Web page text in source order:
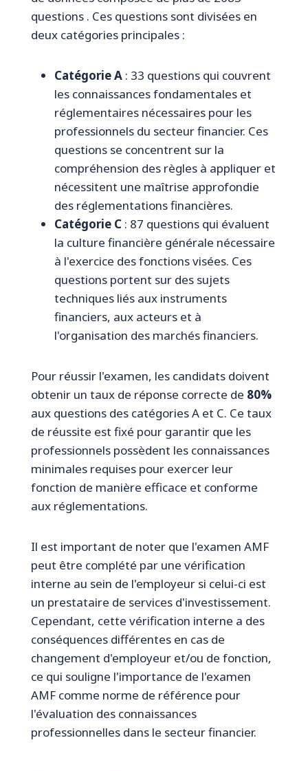
questions . Ces questions sont divisées en
deux catégories principales :
Catégorie A: 33 questions qui couvrent
les connaissances fondamentales et
réglementaires nécessaires pour les
professionnels du secteur financier. Ces
questions se concentrent sur la
compréhension des règles à appliquer et
nécessitent une maîtrise approfondie
des réglementations financières.
Catégorie C: 87 questions qui évaluent
la culture financière générale nécessaire
à l'exercice des fonctions visées. Ces
questions portent sur des sujets
techniques liés aux instruments
financiers, aux acteurs et à
l'organisation des marchés financiers.
Pour réussir l'examen, les candidats doivent
obtenir un taux de réponse correcte de 80%
aux questions des catégories A et C. Ce taux
de réussite est fixé pour garantir que les
professionnels possèdent les connaissances
minimales requises pour exercer leur
fonction de manière efficace et conforme
aux réglementations.
Il est important de noter que l'examen AMF
peut être complété par une vérification
interne au sein de l'employeur si celui-ci est
un prestataire de services d'investissement.
Cependant, cette vérification interne a des
conséquences différentes en cas de
changement d'employeur et/ou de fonction,
ce qui souligne l'importance de l'examen
AMF comme norme de référence pour
l'évaluation des connaissances
professionnelles dans le secteur financier.